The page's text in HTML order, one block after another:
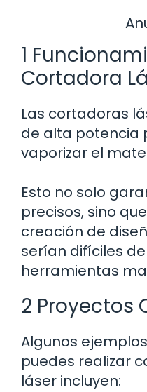
1
Cortadora
Las cortadoras
de alta potencia
vaporizar el
Esto no solo
precisos, sino
creación de
serían difíciles
herramientas
2 Proyectos
Algunos
puedes realizar
láser incluyen: